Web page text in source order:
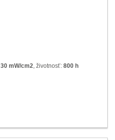
30 mW/cm2, životnosť: 800 h